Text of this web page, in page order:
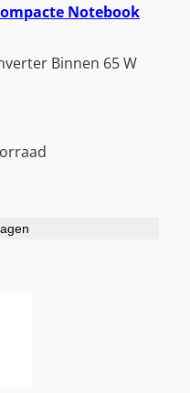
Notebook
Binnen 65 W